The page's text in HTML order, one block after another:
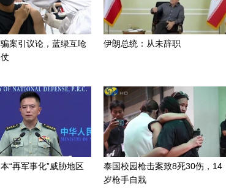
案引议论，蓝绿互呛
伊朗总统：从未辞职
“再军事化”威胁地区
泰国校园枪击案致8死30伤，14
岁枪手自戕